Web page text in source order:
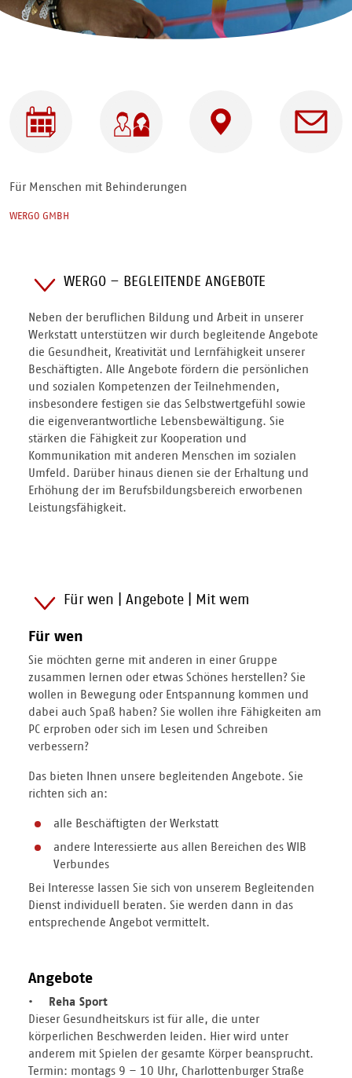
Für Menschen mit Behinderungen
WERGO GMBH
WERGO – BEGLEITENDE ANGEBOTE
Neben der beruflichen Bildung und Arbeit in unserer
Werkstatt unterstützen wir durch begleitende Angebote
die Gesundheit, Kreativität und Lernfähigkeit unserer
Beschäftigten. Alle Angebote fördern die persönlichen
und sozialen Kompetenzen der Teilnehmenden,
insbesondere festigen sie das Selbstwertgefühl sowie
die eigenverantwortliche Lebensbewältigung. Sie
stärken die Fähigkeit zur Kooperation und
Kommunikation mit anderen Menschen im sozialen
Umfeld. Darüber hinaus dienen sie der Erhaltung und
Erhöhung der im Berufsbildungsbereich erworbenen
Leistungsfähigkeit.
Für wen | Angebote | Mit wem
Für wen
Sie möchten gerne mit anderen in einer Gruppe
zusammen lernen oder etwas Schönes herstellen? Sie
wollen in Bewegung oder Entspannung kommen und
dabei auch Spaß haben? Sie wollen ihre Fähigkeiten am
PC erproben oder sich im Lesen und Schreiben
verbessern?
Das bieten Ihnen unsere begleitenden Angebote. Sie
richten sich an:
alle Beschäftigten der Werkstatt
andere Interessierte aus allen Bereichen des WIB
Verbundes
Bei Interesse lassen Sie sich von unserem Begleitenden
Dienst individuell beraten. Sie werden dann in das
entsprechende Angebot vermittelt.
Angebote
• Reha Sport
Dieser Gesundheitskurs ist für alle, die unter
körperlichen Beschwerden leiden. Hier wird unter
anderem mit Spielen der gesamte Körper beansprucht.
Termin: montags 9 – 10 Uhr, Charlottenburger Straße
WERGO
GmbH -
Für
Behinderungen
Angebote
| Mit